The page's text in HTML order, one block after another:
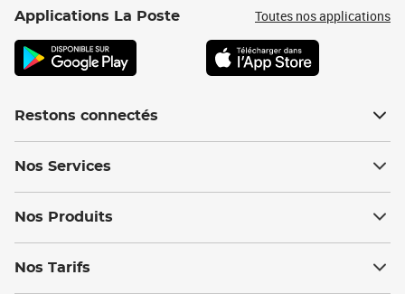
Applications La Poste Toutes nos applications
Restons connectés
Nos Services
Nos Produits
Nos Tarifs